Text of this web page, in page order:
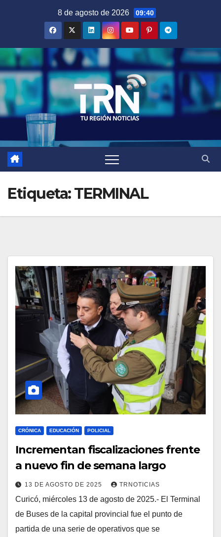
8 de agosto de 2026 09:40
Etiqueta:TERMINAL
CRÓNICA EDUCACIÓN POLICIAL
Incrementan fiscalizaciones frente
a nuevo fin de semana largo
13 DE AGOSTO DE 2025 TRNOTICIAS
Curicó, miércoles 13 de agosto de 2025.- El Terminal
de Buses de la capital provincial fue el punto de
partida de una serie de operativos que se